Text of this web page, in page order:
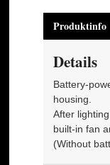
Produktinfo
Details
Battery-
housing.
After
built-in fan
(Without